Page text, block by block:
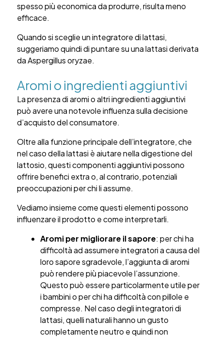
spesso più economica da produrre, risulta meno
efficace.
Quando si sceglie un integratore di lattasi,
suggeriamo quindi di puntare su una lattasiderivata
daAspergillus oryzae.
Aromi o ingredienti aggiuntivi
La presenza di aromi o altri ingredienti aggiuntivi
può avere una notevole influenza sulla decisione
d’acquisto del consumatore.
Oltre alla funzione principale dell’integratore, che
nel caso della lattasi è aiutare nella digestione del
lattosio, questi componenti aggiuntivi possono
offrire benefici extra o, al contrario, potenziali
preoccupazioni per chi li assume.
Vediamo insieme come questi elementi possono
influenzare il prodotto e come interpretarli.
Aromi per migliorare il sapore: per chi ha
difficoltà ad assumere integratori a causa del
loro sapore sgradevole, l’aggiunta di aromi
può rendere più piacevole l’assunzione.
Questo può essere particolarmente utile per
i bambini o per chi ha difficoltà con pillole e
compresse. Nel caso degli integratori di
lattasi, quelli naturali hanno un gusto
completamente neutro e quindi non